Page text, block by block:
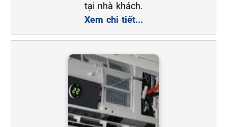
tại nhà khách.
Xem chi tiết...